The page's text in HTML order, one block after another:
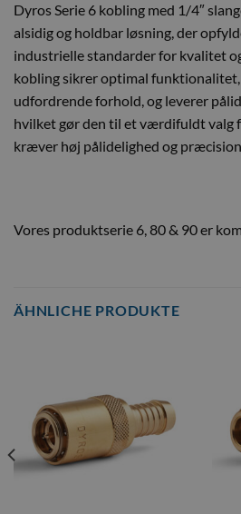
Dyros Serie 6 kobling med 1/4″
alsidig og holdbar løsning, der
industrielle standarder for kvalitet
kobling sikrer optimal funktionalitet,
udfordrende forhold, og leverer
hvilket gør den til et værdifuldt valg
kræver høj pålidelighed og
Vores produktserie 6, 80 & 90 er
ÄHNLICHE PRODUKTE